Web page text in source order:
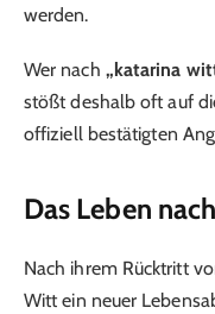
werden.
Wer nach „katarina
stößt deshalb oft auf
offiziell bestätigten
Das Leben
Nach ihrem Rücktritt
Witt ein neuer